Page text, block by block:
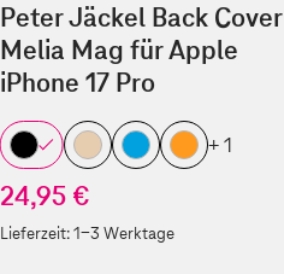
Peter Jäckel Back Cover
Melia Mag für Apple
iPhone 17 Pro
+ 1
24,95 €
Lieferzeit:1-3 Werktage